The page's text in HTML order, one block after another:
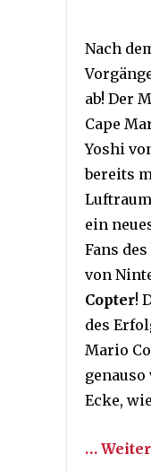
Nach
ab! Der
Cape
Yoshi
bereits
ein
Fans
von
Copter!
des
Mario
genauso
Ecke,
…